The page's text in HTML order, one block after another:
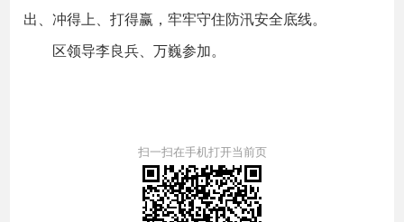
出、冲得上、打得赢，牢牢守住防汛安全底线。
区领导李良兵、万巍参加。
扫一扫在手机打开当前页